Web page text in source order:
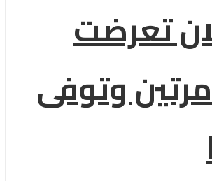
تعرضت
وتوفى